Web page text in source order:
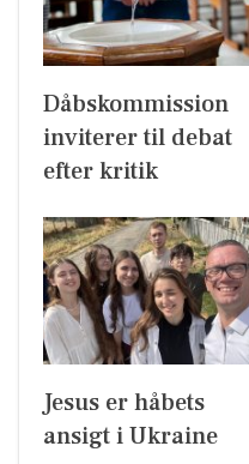
Dåbskommission
inviterer til debat
efter kritik
Jesus er håbets
ansigt i Ukraine